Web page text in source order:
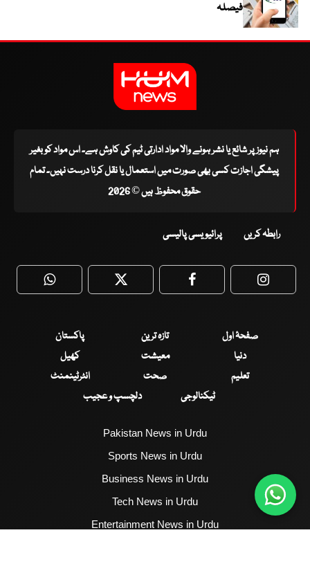
فیصلہ
ہم نیوز پر شائع یا نشر ہونے والا مواد ادارتی ٹیم کی کاوش ہے۔ اس مواد کو بغیر
پیشگی اجازت کسی بھی صورت میں استعمال یا نقل کرنا درست نہیں۔ تمام
حقوق محفوظ ہیں © 2026
رابطہ کریں پرائیویسی پالیسی
WhatsApp Twitter Facebook
صفحۂ اول تازہ ترین
پاکستان
دنیا
معیشت
کھیل
تعلیم
صحت
انٹرٹینمنٹ
ٹیکنالوجی
دلچسپ و عجیب
Pakistan News in Urdu
Sports News in Urdu
Business News in Urdu
Tech News in Urdu
Entertainment News in Urdu